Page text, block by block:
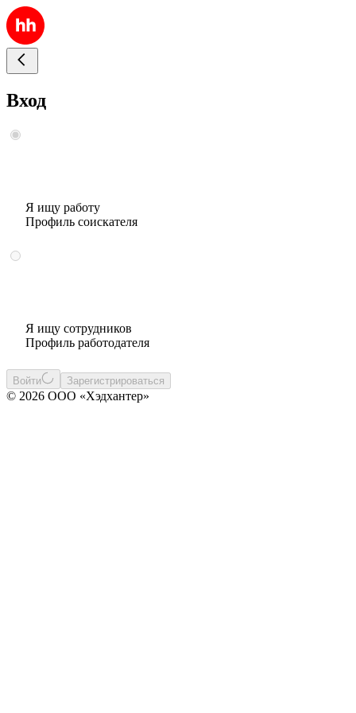
Вход
Я ищу работу
Профиль соискателя
Я ищу сотрудников
Профиль работодателя
Войти Зарегистрироваться
© 2026 ООО «Хэдхантер»